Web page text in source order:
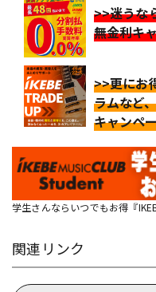
>>迷うな
無金利キ
>>更にお
ラムなど
キャンペ
学生さんならいつでもお得『
関連リンク